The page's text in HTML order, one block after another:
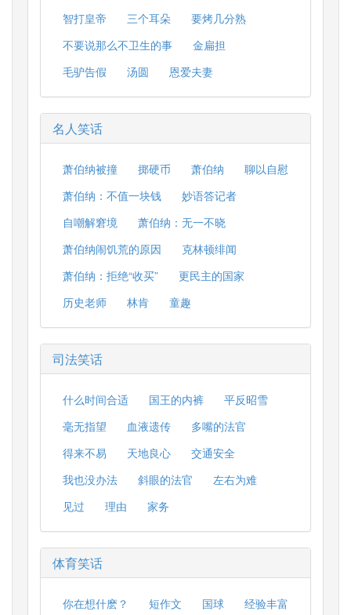
智打皇帝
三个耳朵
要烤几分熟
不要说那么不卫生的事
金扁担
毛驴告假
汤圆 恩爱夫妻
名人笑话
萧伯纳被撞 掷硬币 萧伯纳
聊以自慰
萧伯纳：不值一块钱
妙语答记者
自嘲解窘境
萧伯纳：无一不晓
萧伯纳闹饥荒的原因
克林顿绯闻
萧伯纳：拒绝“收买”
更民主的国家
历史老师
林肯 童趣
司法笑话
什么时间合适 国王的内裤
平反昭雪
毫无指望
血液遗传
多嘴的法官
得来不易
天地良心
交通安全
我也没办法
斜眼的法官
左右为难
见过
理由 家务
体育笑话
你在想什麽？ 短作文 国球 经验丰富